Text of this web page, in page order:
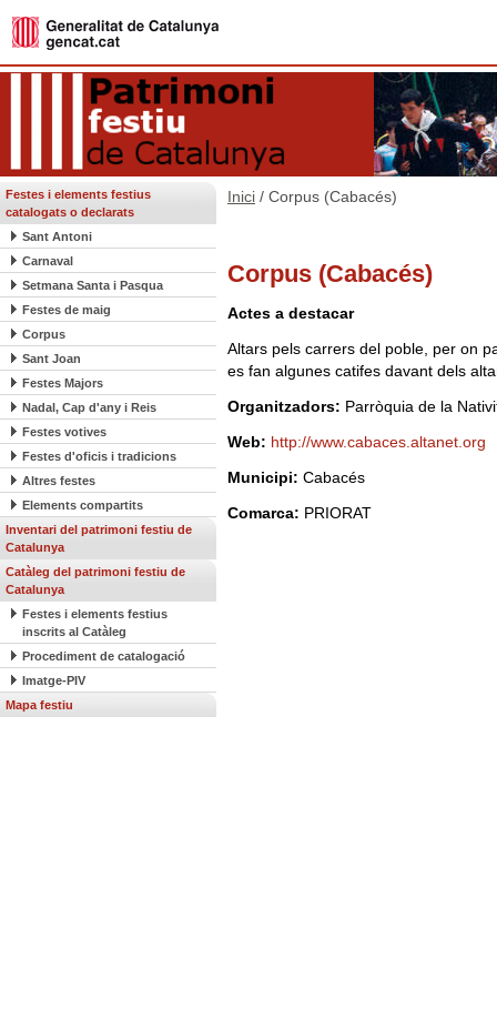
Festes i elements festius
catalogats o declarats
Sant Antoni
Carnaval
Setmana Santa i Pasqua
Festes de maig
Corpus
Sant Joan
Festes Majors
Nadal, Cap d'any i Reis
Festes votives
Festes d'oficis i tradicions
Altres festes
Elements compartits
Inventari del patrimoni festiu de
Catalunya
Catàleg del patrimoni festiu de
Catalunya
Festes i elements festius
inscrits al Catàleg
Procediment de catalogació
Imatge-PIV
Mapa festiu
Inici / Corpus (Cabacés)
Corpus (Cabacés)
Actes a destacar
Altars pels carrers del poble, per on
es fan algunes catifes davant dels
Organitzadors: Parròquia de la
Web: http://www.cabaces.altanet.org
Municipi: Cabacés
Comarca: PRIORAT